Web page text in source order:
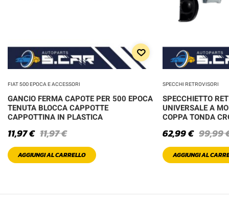
FIAT 500 EPOCA E ACCESSORI
GANCIO FERMA CAPOTE PER 500 EPOCA
TENUTA BLOCCA CAPPOTTE
CAPPOTTINA IN PLASTICA
11,97€
11,97€
AGGIUNGI AL CARRELLO
SPECCHI RETROVISORI
SPECCHIETTO
UNIVERSALE A
COPPA TONDA
99,99
62,99€
AGGIUNGI AL